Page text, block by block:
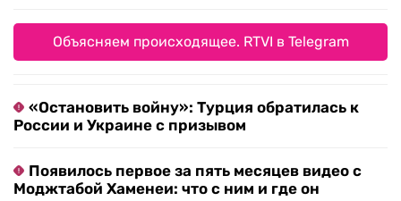
Объясняем происходящее. RTVI в Telegram
«Остановить войну»: Турция обратилась к
России и Украине с призывом
Появилось первое за пять месяцев видео с
Моджтабой Хаменеи: что с ним и где он